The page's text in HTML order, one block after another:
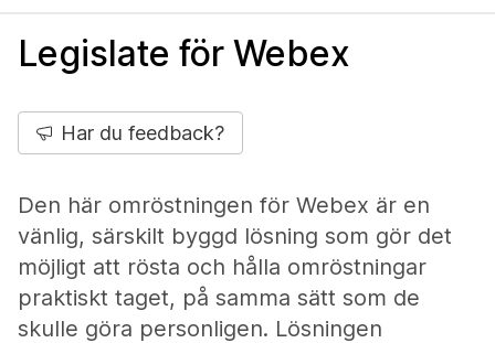
Legislate för Webex
Har du feedback?
Den här omröstningen för Webex är en
vänlig, särskilt byggd lösning som gör det
möjligt att rösta och hålla omröstningar
praktiskt taget, på samma sätt som de
skulle göra personligen. Lösningen